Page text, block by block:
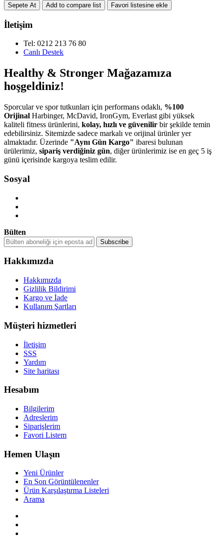
İletişim
Tel: 0212 213 76 80
Canlı Destek
Healthy & Stronger Mağazamıza
hoşgeldiniz!
Sporcular ve spor tutkunları için performans odaklı, %100
Orijinal Harbinger, McDavid, IronGym, Everlast gibi yüksek
kaliteli fitness ürünlerini, kolay, hızlı ve güvenilir bir şekilde temin
edebilirsiniz. Sitemizde sadece markalı ve orijinal ürünler yer
almaktadır. Üzerinde "Aynı Gün Kargo" ibaresi bulunan
ürülerimiz, sipariş verdiğiniz gün, diğer ürünlerimiz ise en geç 5 iş
günü içerisinde kargoya teslim edilir.
Sosyal
Bülten
Hakkımızda
Hakkımızda
Gizlilik Bildirimi
Kargo ve İade
Kullanım Şartları
Müşteri hizmetleri
İletişim
SSS
Yardım
Site haritası
Hesabım
Bilgilerim
Adreslerim
Siparişlerim
Favori Listem
Hemen Ulaşın
Yeni Ürünler
En Son Görüntülenenler
Ürün Karşılaştırma Listeleri
Arama